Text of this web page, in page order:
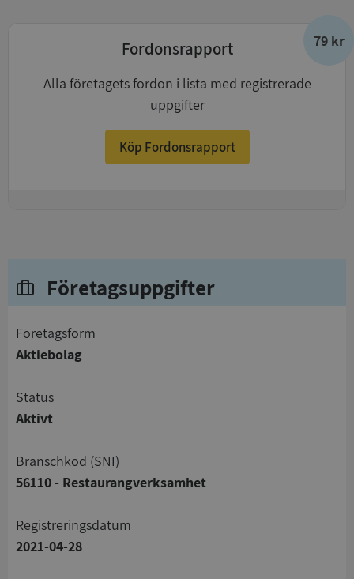
79 kr
Fordonsrapport
Alla företagets fordon i lista med registrerade
uppgifter
Köp Fordonsrapport
Företagsuppgifter
företagsform
Aktiebolag
status
Aktivt
branschkod (SNI)
56110 - Restaurangverksamhet
registreringsdatum
2021-04-28